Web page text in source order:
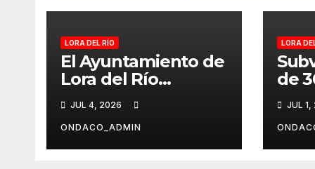
LORA DEL RÍO
El Ayuntamiento de
Lora del Río
presenta el Plan de
Asfaltado 2026-
2027, con una
inversión cercana al
JUL 4, 2026
ONDACO_ADMIN
LORA
de
deJUL 1,